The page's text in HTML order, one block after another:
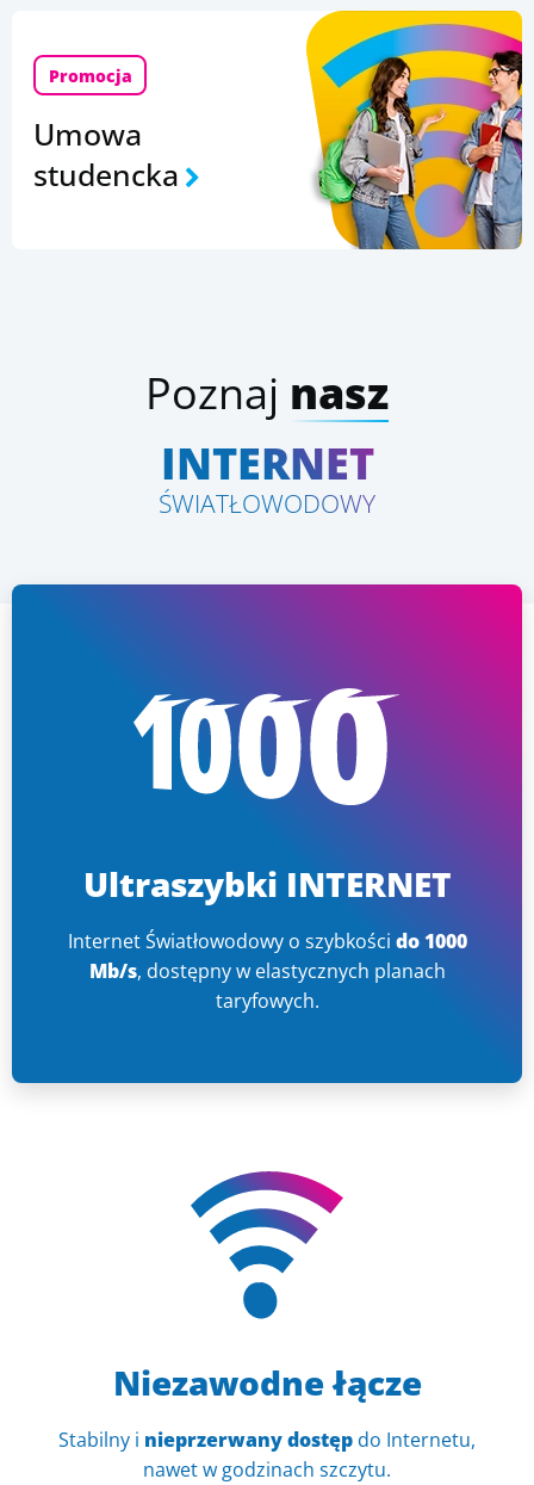
Promocja
Umowa
studencka
Poznaj nasz
INTERNET
ŚWIATŁOWODOWY
Ultraszybki INTERNET
Internet Światłowodowy o szybkości do 1000
Mb/s, dostępny w elastycznych planach
taryfowych.
Niezawodne łącze
Stabilny i nieprzerwany dostępdo Internetu,
nawet w godzinach szczytu.